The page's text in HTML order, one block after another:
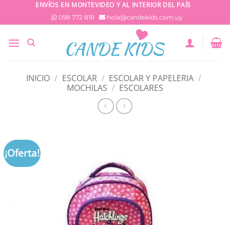
ENVÍOS EN MONTEVIDEO Y AL INTERIOR DEL PAÍS
098 772 818 hola@candekids.com.uy
INICIO / ESCOLAR / ESCOLAR Y PAPELERIA /
MOCHILAS / ESCOLARES
¡Oferta!